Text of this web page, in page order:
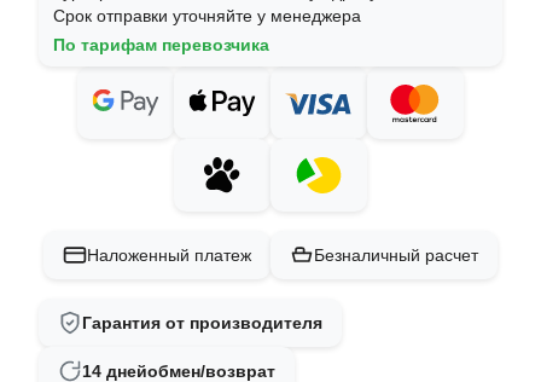
Срок отправки уточняйте у менеджера
По тарифам перевозчика
Наложенный платеж Безналичный расчет
Гарантия от производителя
14 днейобмен/возврат